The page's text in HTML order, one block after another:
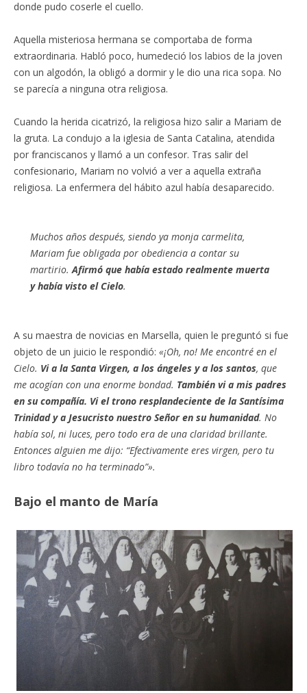
donde pudo coserle el cuello.
Aquella misteriosa hermana se comportaba de forma
extraordinaria. Habló poco, humedeció los labios de la joven
con un algodón, la obligó a dormir y le dio una rica sopa. No
se parecía a ninguna otra religiosa.
Cuando la herida cicatrizó, la religiosa hizo salir a Mariam de
la gruta. La condujo a la iglesia de Santa Catalina, atendida
por franciscanos y llamó a un confesor. Tras salir del
confesionario, Mariam no volvió a ver a aquella extraña
religiosa. La enfermera del hábito azul había desaparecido.
Muchos años después, siendo ya monja carmelita,
Mariam fue obligada por obediencia a contar su
martirio.Afirmó que había estado realmente muerta
y había visto el Cielo.
A su maestra de novicias en Marsella, quien le preguntó si fue
objeto de un juicio le respondió: «¡Oh, no! Me encontré en el
Cielo. Vi a la Santa Virgen, a los ángeles y a los santos, que
me acogían con una enorme bondad. También vi a mis padres
en su compañía. Vi el trono resplandeciente de la Santísima
Trinidad y a Jesucristo nuestro Señor en su humanidad. No
había sol, ni luces, pero todo era de una claridad brillante.
Entonces alguien me dijo: “Efectivamente eres virgen, pero tu
libro todavía no ha terminado”».
Bajo el manto de María